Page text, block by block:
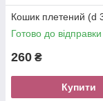
Кошик плетений (d
Готово до відправки
260 ₴
Купити